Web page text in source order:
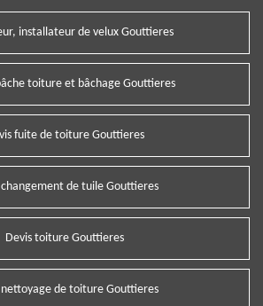
installateur de velux Gouttieres
toiture et bâchage Gouttieres
fuite de toiture Gouttieres
changement de tuile Gouttieres
Devis toiture Gouttieres
nettoyage de toiture Gouttieres